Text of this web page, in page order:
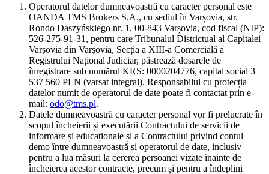
Operatorul datelor dumneavoastră cu caracter personal este
OANDA TMS Brokers S.A., cu sediul în Varșovia, str.
Rondo Daszyńskiego nr. 1, 00-843 Varșovia, cod fiscal (NIP):
526-275-91-31, pentru care Tribunalul Districtual al Capitalei
Varșovia din Varșovia, Secția a XIII-a Comercială a
Registrului Național Judiciar, păstrează dosarele de
înregistrare sub numărul KRS: 0000204776, capital social 3
537 560 PLN (varsat integral). Responsabilul cu protecția
datelor numit de operatorul de date poate fi contactat prin e-
mail: odo@tms.pl.
Datele dumneavoastră cu caracter personal vor fi prelucrate în
scopul încheierii și executării Contractului de servicii de
informare și educaționale și a Contractului privind contul
demo între dumneavoastră și operatorul de date, inclusiv
pentru a lua măsuri la cererea persoanei vizate înainte de
încheierea acestor contracte, precum și pentru a îndeplini